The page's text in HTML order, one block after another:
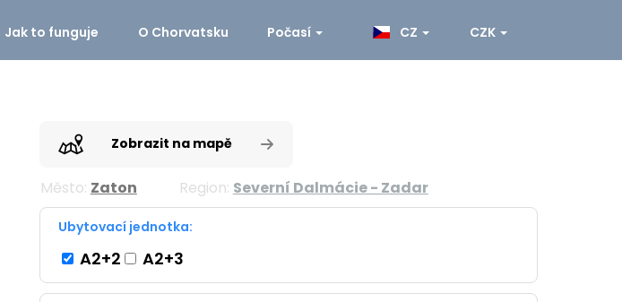
Jak to funguje O Chorvatsku Počasí CZ CZK
Zobrazit na mapě
Město: Zaton Region: Severní Dalmácie - Zadar
Ubytovací jednotka:
A2+2 A2+3